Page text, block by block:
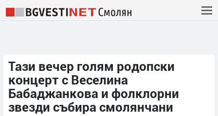
Тази вечер голям родопски
концерт с Веселина
Бабаджанкова и фолклорни
звезди събира смолянчани